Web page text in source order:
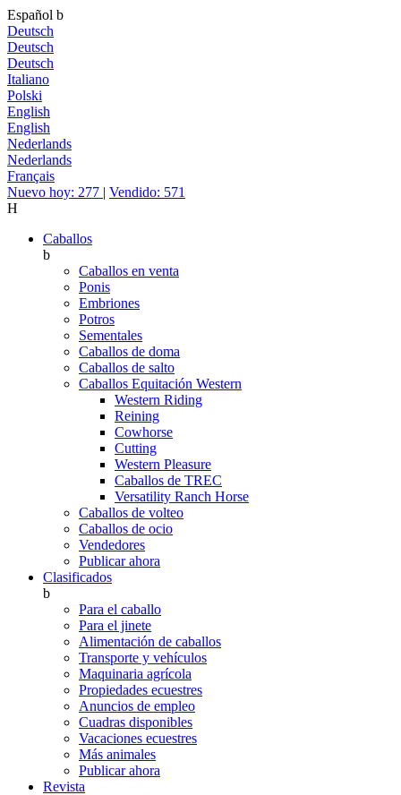
Español b
Deutsch
Deutsch
Deutsch
Italiano
Polski
English
English
Nederlands
Nederlands
Français
Nuevo hoy: 277 | Vendido: 571
H
Caballos
b
Caballos en venta
Ponis
Embriones
Potros
Sementales
Caballos de doma
Caballos de salto
Caballos Equitación Western
Western Riding
Reining
Cowhorse
Cutting
Western Pleasure
Caballos de TREC
Versatility Ranch Horse
Caballos de volteo
Caballos de ocio
Vendedores
Publicar ahora
Clasificados
b
Para el caballo
Para el jinete
Alimentación de caballos
Transporte y vehículos
Maquinaria agrícola
Propiedades ecuestres
Anuncios de empleo
Cuadras disponibles
Vacaciones ecuestres
Más animales
Publicar ahora
Revista